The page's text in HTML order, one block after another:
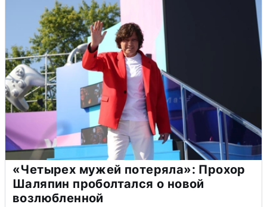
«Четырех мужей потеряла»: Прохор
Шаляпин проболтался о новой
возлюбленной